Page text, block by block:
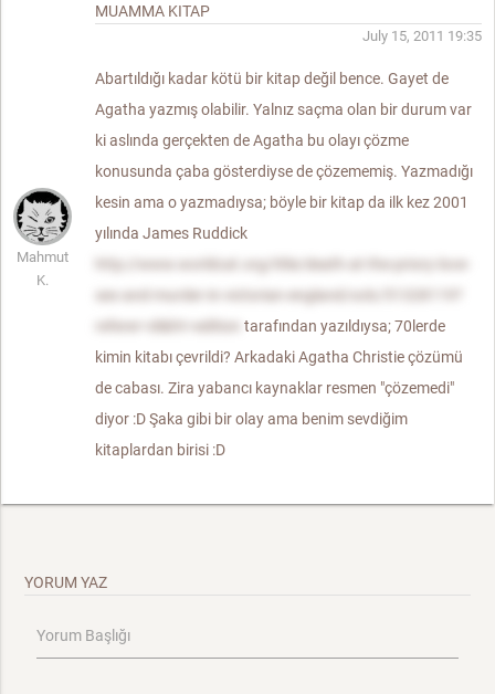
Mahmut
K.
MUAMMA KITAP
July 15, 2011 19:35
Abartıldığı kadar kötü bir kitap değil bence. Gayet de
Agatha yazmış olabilir. Yalnız saçma olan bir durum var
ki aslında gerçekten de Agatha bu olayı çözme
konusunda çaba gösterdiyse de çözememiş. Yazmadığı
kesin ama o yazmadıysa; böyle bir kitap da ilk kez 2001
yılında James Ruddick
http://www.worldcat.org/title/death-at-the-priory-love-
sex-and-murder-in-victorian-england/oclc/51328119?
referer=di&ht=edition
tarafından yazıldıysa; 70lerde
kimin kitabı çevrildi? Arkadaki Agatha Christie çözümü
de cabası. Zira yabancı kaynaklar resmen "çözemedi"
diyor :D Şaka gibi bir olay ama benim sevdiğim
kitaplardan birisi :D
YORUM YAZ
Yorum Başlığı